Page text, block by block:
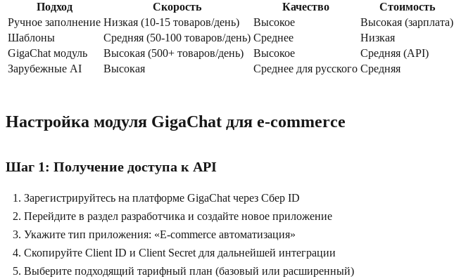
Подход Скорость Качество Стоимость
Ручное заполнение Низкая (10-15 товаров/день) Высокое Высокая (зарплата)
Шаблоны
Средняя (50-100 товаров/день) Среднее Низкая
GigaChat модуль
Высокая (500+ товаров/день) Высокое Средняя (API)
Зарубежные AI
Высокая Среднее для русского Средняя
Настройка модуля GigaChat для e-commerce
Шаг 1: Получение доступа к API
Зарегистрируйтесь на платформе GigaChat через Сбер ID
Перейдите в раздел разработчика и создайте новое приложение
Укажите тип приложения: «E-commerce автоматизация»
Скопируйте Client ID и Client Secret для дальнейшей интеграции
Выберите подходящий тарифный план (базовый или расширенный)